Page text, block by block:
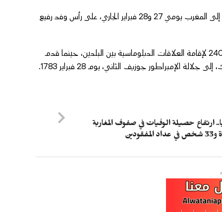
يشار إلى أن المستشار الفيدرالي النمساوي، كارل نيهامر، يقوم بزيارة رسمية إلى المغرب يومي 27 و28 فبراير الجاري، على رأس وفد رفيع
وتندرج هذه الزيارة في إطار الاحتفاء، يوم 28 فبراير الجاري،ج بالذكرى الـ 240 لإقامة العلاقات الدبلوماسية بين البلدين، حينما قدم
جوزيف الثاني، يوم 28 فبراير 1783.
ارتفاع حصيلة الوفيات في صفوف المغاربة